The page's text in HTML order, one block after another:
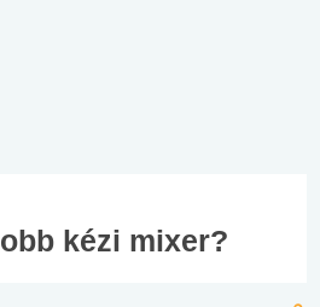
kézi mixer?